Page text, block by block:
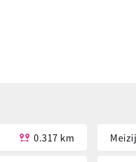
0.317 km